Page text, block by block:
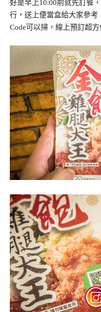
好是早上10:00前就先訂餐
行，送上便當盒給大家參考
Code可以掃，線上預訂超方